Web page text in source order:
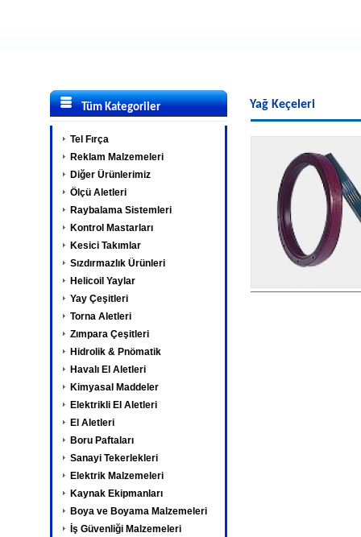
Tüm Kategoriler
Tel Fırça
Reklam Malzemeleri
Diğer Ürünlerimiz
Ölçü Aletleri
Raybalama Sistemleri
Kontrol Mastarları
Kesici Takımlar
Sızdırmazlık Ürünleri
Helicoil Yaylar
Yay Çeşitleri
Torna Aletleri
Zımpara Çeşitleri
Hidrolik & Pnömatik
Havalı El Aletleri
Kimyasal Maddeler
Elektrikli El Aletleri
El Aletleri
Boru Paftaları
Sanayi Tekerlekleri
Elektrik Malzemeleri
Kaynak Ekipmanları
Boya ve Boyama Malzemeleri
İş Güvenliği Malzemeleri
Yağ Keçeleri